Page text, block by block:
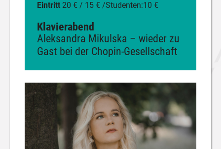
Eintritt 20 € / 15 € /Studenten:10 €
Klavierabend
Aleksandra Mikulska – wieder zu
Gast bei der Chopin-Gesellschaft